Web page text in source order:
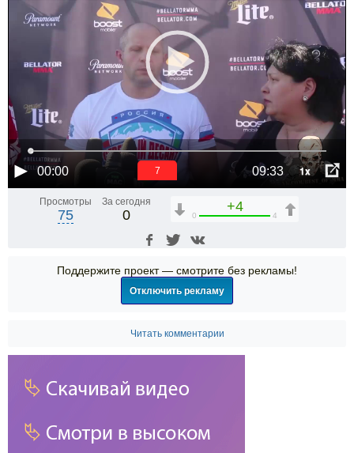
00:00 09:33 1x
6
Просмотры
75
За сегодня
0
+4
0 4
Поддержите проект — смотрите без рекламы!
Отключить рекламу
Читать комментарии